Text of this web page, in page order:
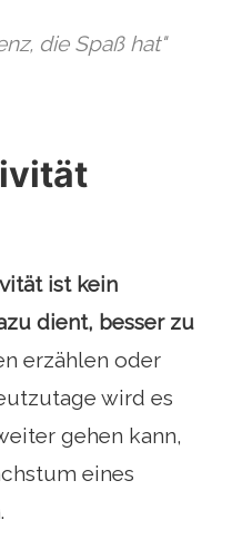
die Spaß hat"
ist kein
dient, besser zu
erzählen oder
wird es
gehen kann,
eines